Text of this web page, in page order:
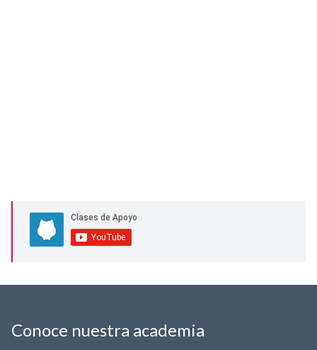
Conoce nuestra academia